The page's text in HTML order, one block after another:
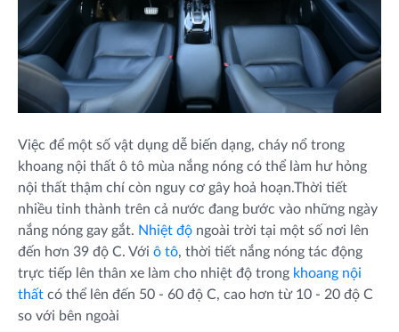
Việc để một số vật dụng dễ biến dạng, cháy nổ trong
khoang nội thất ô tô mùa nắng nóng có thể làm hư hỏng
nội thất thậm chí còn nguy cơ gây hoả hoạn.Thời tiết
nhiều tỉnh thành trên cả nước đang bước vào những ngày
nắng nóng gay gắt. Nhiệt độ ngoài trời tại một số nơi lên
đến hơn 39 độ C. Với ô tô, thời tiết nắng nóng tác động
trực tiếp lên thân xe làm cho nhiệt độ trong khoang nội
thất có thể lên đến 50 - 60 độ C, cao hơn từ 10 - 20 độ C
so với bên ngoài